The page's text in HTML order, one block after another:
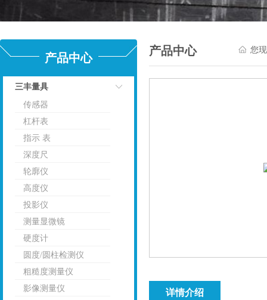
产品中心
三丰量具
传感器
杠杆表
指示 表
深度尺
轮廓仪
高度仪
投影仪
测量显微镜
硬度计
圆度/圆柱检测仪
粗糙度测量仪
影像测量仪
产品中心 您
详情介绍